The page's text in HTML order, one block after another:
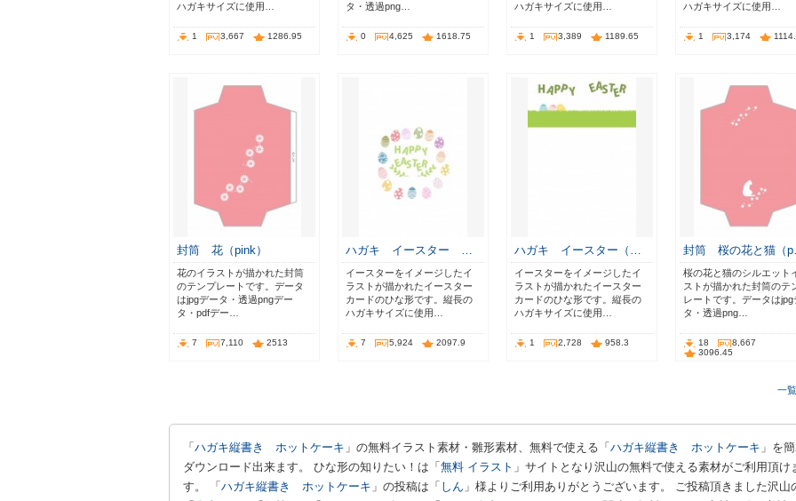
ハガキサイズに使用…
1 3,667 1286.95
タ・透過png…
0 4,625 1618.75
ハガキサイズに使用…
1 3,389 1189.65
ハガキサイズに使用…
1 3,174
封筒 花（pink）
花のイラストが描かれた封筒
のテンプレートです。データ
はjpgデータ・透過pngデー
タ・pdfデー…
7 7,110 2513
ハガキ イースター …
イースターをイメージしたイ
ラストが描かれたイースター
カードのひな形です。縦長の
ハガキサイズに使用…
7 5,924 2097.9
ハガキ イースター（…
イースターをイメージしたイ
ラストが描かれたイースター
カードのひな形です。縦長の
ハガキサイズに使用…
1 2,728 958.3
封筒 桜の花と猫（
桜の花と猫のシルエット
ストが描かれた封筒のテ
レートです。データはjpg
タ・透過png…
18
8,667
3096.45
一
「 ハガキ縦書き ホットケーキ 」の無料イラスト素材・雛形素材、無料で使える「 ハガキ縦書き ホットケーキ 」を
ダウンロード出来ます。 ひな形の知りたい！は「 無料 イラスト 」サイトとなり沢山の無料で使える素材がご利用頂け
す。 「 ハガキ縦書き ホットケーキ 」の投稿は「 しん 」様よりご利用ありがとうございます。 ご投稿頂きました沢山